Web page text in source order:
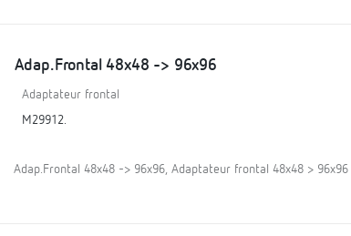
Adap.Frontal 48x48 -> 96x96
Adaptateur frontal
M29912.
Adap.Frontal 48x48 -> 96x96, Adaptateur frontal 48x48 > 96x96